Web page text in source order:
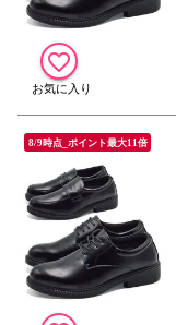
8/9時点_ポイント最大11倍